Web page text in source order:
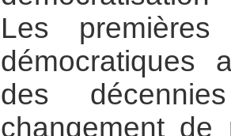
Les
démocratiques
des
changement de